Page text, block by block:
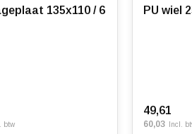
135x110 / 6
btw
PU wiel
49,61
60,03 Incl.